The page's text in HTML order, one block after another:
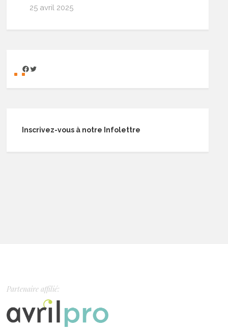
25 avril 2025
Inscrivez-vous à notre Infolettre
Partenaire affilié: